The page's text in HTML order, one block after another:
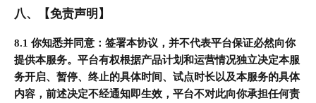
八、【免责声明】
8.1 你知悉并同意：签署本协议，并不代表平台保证必然向你
提供本服务。平台有权根据产品计划和运营情况独立决定本服
务开启、暂停、终止的具体时间、试点时长以及本服务的具体
内容，前述决定不经通知即生效，平台不对此向你承担任何责